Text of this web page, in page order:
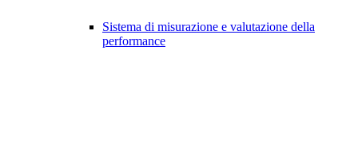
Sistema di misurazione e valutazione della
performance